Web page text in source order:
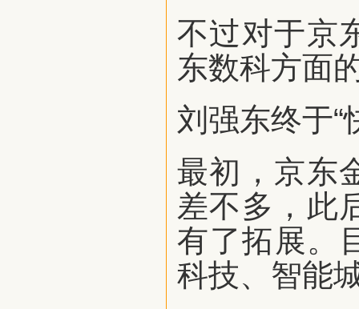
不过对于京
东数科方面
刘强东终于“
最初，京东
差不多，此
有了拓展。
科技、智能